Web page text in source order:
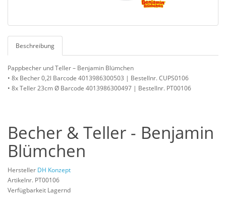
Beschreibung
Pappbecher und Teller – Benjamin Blümchen
• 8x Becher 0,2l Barcode 4013986300503 | Bestellnr. CUPS0106
• 8x Teller 23cm Ø Barcode 4013986300497 | Bestellnr. PT00106
Becher & Teller - Benjamin
Blümchen
Hersteller DH Konzept
Artikelnr. PT00106
Verfügbarkeit Lagernd